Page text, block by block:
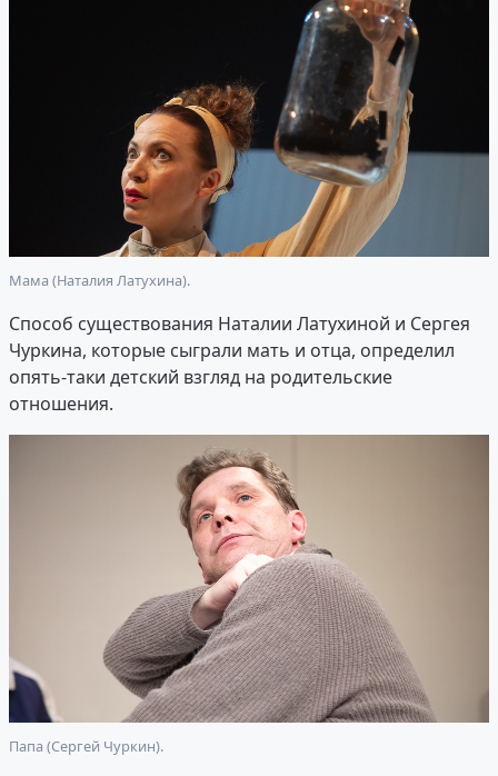
Мама (Наталия Латухина).
Способ существования Наталии Латухиной и Сергея
Чуркина, которые сыграли мать и отца, определил
опять-таки детский взгляд на родительские
отношения.
Папа (Сергей Чуркин).